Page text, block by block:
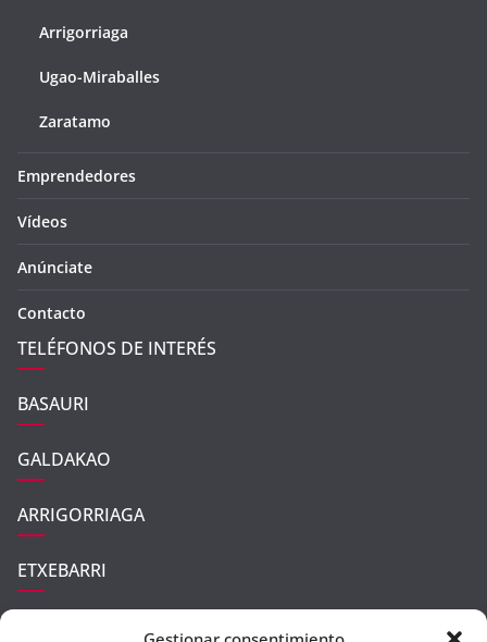
Arrigorriaga
Ugao-Miraballes
Zaratamo
Emprendedores
Vídeos
Anúnciate
Contacto
TELÉFONOS DE INTERÉS
BASAURI
GALDAKAO
ARRIGORRIAGA
ETXEBARRI